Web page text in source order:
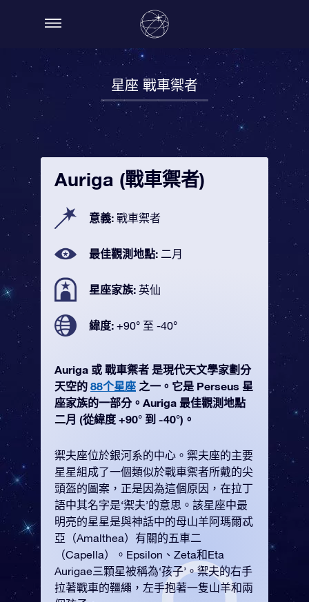
星座 戰車禦者
Auriga (戰車禦者)
意義: 戰車禦者
最佳觀測地點: 二月
星座家族: 英仙
緯度: +90° 至 -40°
Auriga 或 戰車禦者 是現代天文學家劃分
天空的 88个星座 之一。它是 Perseus 星
座家族的一部分。Auriga 最佳觀測地點
二月 (從緯度 +90° 到 -40°)。
禦夫座位於銀河系的中心。禦夫座的主要
星星組成了一個類似於戰車禦者所戴的尖
頭盔的圖案，正是因為這個原因，在拉丁
語中其名字是‘禦夫’的意思。該星座中最
明亮的星星是與神話中的母山羊阿瑪爾忒
亞（Amalthea）有關的五車二
（Capella）。Epsilon、Zeta和Eta
Aurigae三顆星被稱為‘孩子’。禦夫的右手
拉著戰車的韁繩，左手抱著一隻山羊和兩